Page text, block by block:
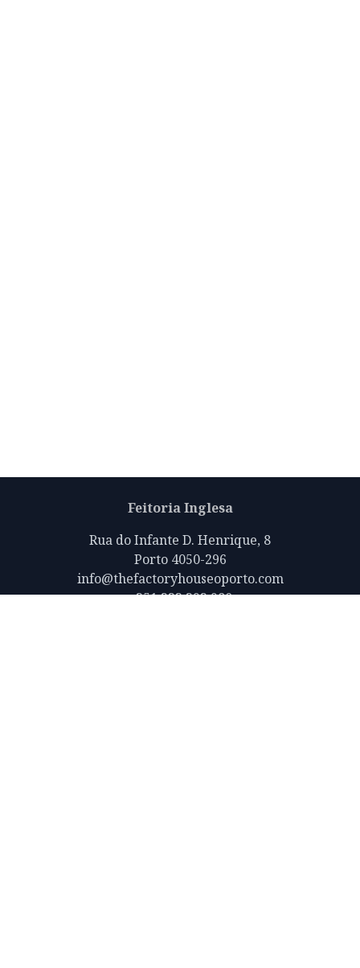
Feitoria Inglesa
Rua do Infante D. Henrique, 8
Porto 4050-296
info@thefactoryhouseoporto.com
+351 223 392 980